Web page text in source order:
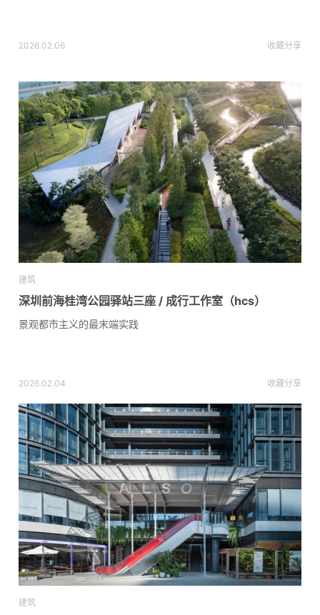
2026.02.06 收藏分享
建筑
深圳前海桂湾公园驿站三座 / 成行工作室（hcs）
景观都市主义的最末端实践
2026.02.04 收藏分享
建筑